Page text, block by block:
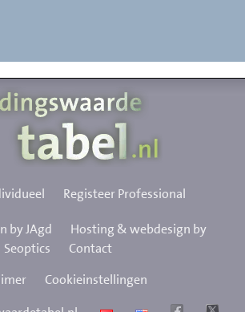
Registeer Professional
by JAgd
Hosting & webdesign by
Seoptics
Contact
Cookieinstellingen